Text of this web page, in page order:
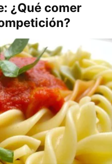
¿Qué comer